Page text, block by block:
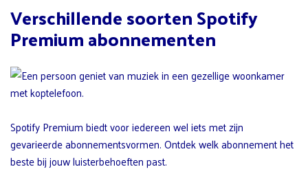
Verschillende soorten Spotify
Premium abonnementen
Spotify Premium biedt voor iedereen wel iets met zijn
gevarieerde abonnementsvormen. Ontdek welk abonnement het
beste bij jouw luisterbehoeften past.